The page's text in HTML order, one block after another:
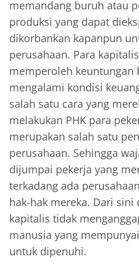
memandang buruh atau
produksi yang dapat
dikorbankan kapanpun
perusahaan. Para
memperoleh keuntungan
mengalami kondisi
salah satu cara yang
melakukan PHK para
merupakan salah satu
perusahaan. Sehingga
dijumpai pekerja yang
terkadang ada
hak-hak mereka. Dari
kapitalis tidak
manusia yang
untuk dipenuhi.